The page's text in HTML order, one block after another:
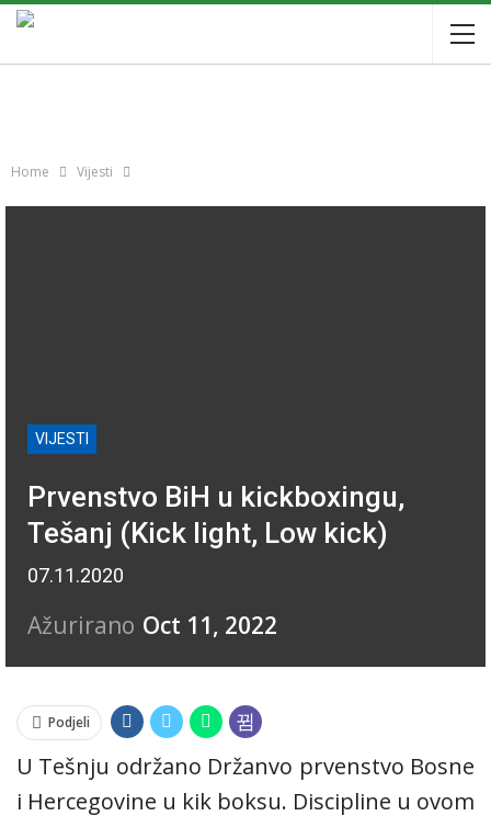
Home Vijesti
VIJESTI
Prvenstvo BiH u kickboxingu,
Tešanj (Kick light, Low kick)
07.11.2020
Ažurirano Oct 11, 2022
Podjeli
U Tešnju održano Držanvo prvenstvo Bosne
i Hercegovine u kik boksu. Discipline u ovom